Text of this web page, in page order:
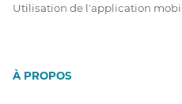
Utilisation de l'application
À PROPOS